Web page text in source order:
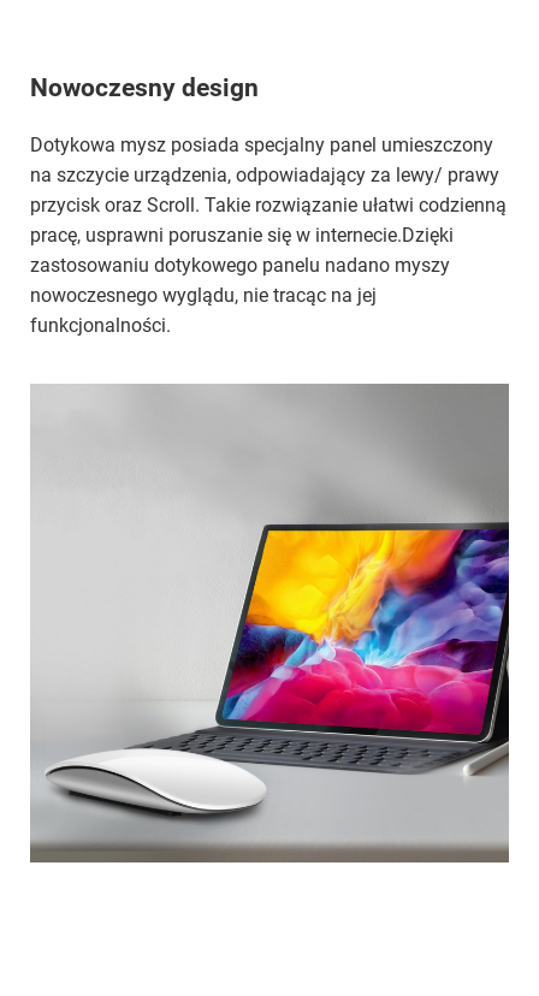
Nowoczesny design
Dotykowa mysz posiada specjalny panel umieszczony
na szczycie urządzenia, odpowiadający za lewy/ prawy
przycisk oraz Scroll. Takie rozwiązanie ułatwi codzienną
pracę, usprawni poruszanie się w internecie.Dzięki
zastosowaniu dotykowego panelu nadano myszy
nowoczesnego wyglądu, nie tracąc na jej
funkcjonalności.